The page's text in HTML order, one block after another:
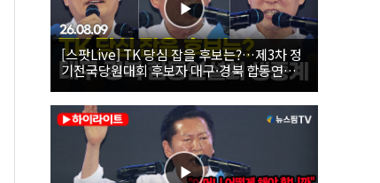
[스팟Live] TK 당심 잡을 후보는?…제3차 정
기전국당원대회 후보자 대구·경북 합동연설
회 생중계 | 26.08.09